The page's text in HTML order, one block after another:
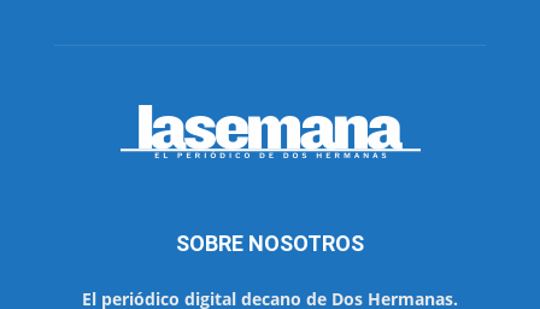
SOBRE NOSOTROS
El periódico digital decano de Dos Hermanas.